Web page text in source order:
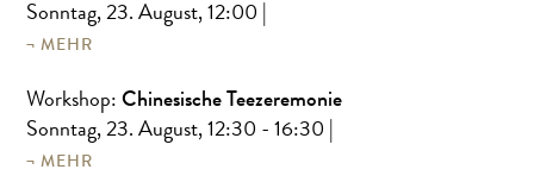
Sonntag, 23. August, 12:00
MEHR
Workshop:Chinesische Teezeremonie
Sonntag, 23. August, 12:30 - 16:30
MEHR